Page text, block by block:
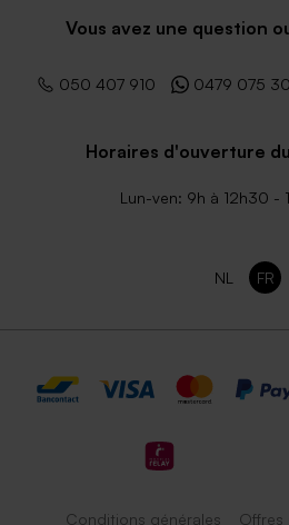
Vous avez une question
050 407 910 0479 075
Horaires d'ouverture
Lun-ven: 9h à 12h30 -
NL FR
Conditions générales Offres